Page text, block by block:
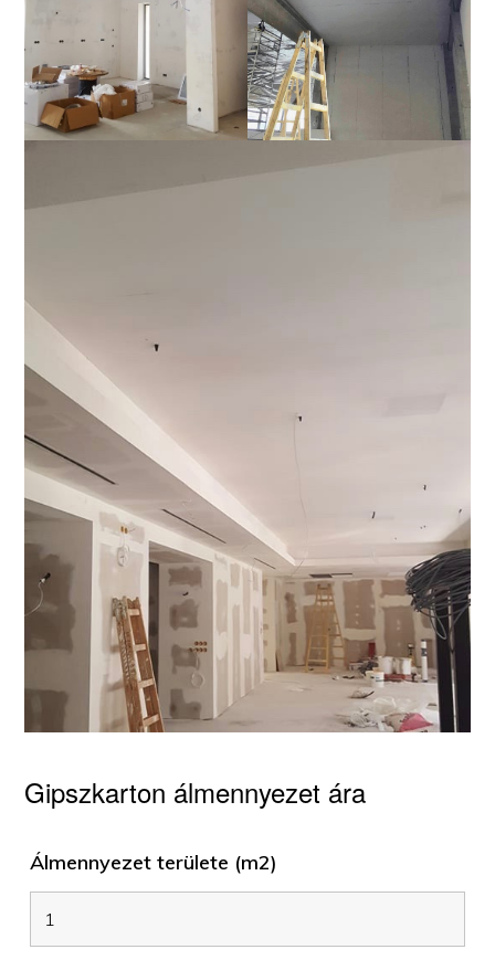
Gipszkarton álmennyezet ára
Álmennyezet területe (m2)